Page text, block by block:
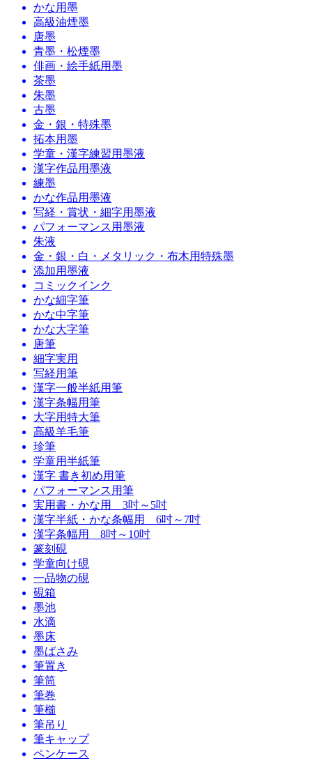
かな用墨
高級油煙墨
唐墨
青墨・松煙墨
俳画・絵手紙用墨
茶墨
朱墨
古墨
金・銀・特殊墨
拓本用墨
学童・漢字練習用墨液
漢字作品用墨液
練墨
かな作品用墨液
写経・賞状・細字用墨液
パフォーマンス用墨液
朱液
金・銀・白・メタリック・布木用特殊墨
添加用墨液
コミックインク
かな細字筆
かな中字筆
かな大字筆
唐筆
細字実用
写経用筆
漢字一般半紙用筆
漢字条幅用筆
大字用特大筆
高級羊毛筆
珍筆
学童用半紙筆
漢字 書き初め用筆
パフォーマンス用筆
実用書・かな用 3吋～5吋
漢字半紙・かな条幅用 6吋～7吋
漢字条幅用 8吋～10吋
篆刻硯
学童向け硯
一品物の硯
硯箱
墨池
水滴
墨床
墨ばさみ
筆置き
筆筒
筆巻
筆櫛
筆吊り
筆キャップ
ペンケース